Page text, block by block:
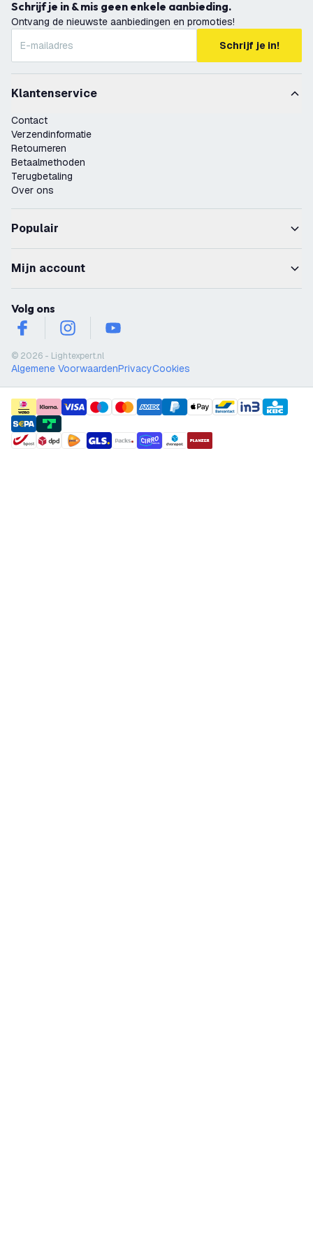
Schrijf je in & mis geen enkele aanbieding.
Ontvang de nieuwste aanbiedingen en promoties!
Schrijf je in!
Klantenservice
Contact
Verzendinformatie
Retourneren
Betaalmethoden
Terugbetaling
Over ons
Populair
Mijn account
Volg ons
facebookinstagramyoutube
© 2026 - Lightexpert.nl
Algemene VoorwaardenPrivacyCookies
payment methods
shipment methods